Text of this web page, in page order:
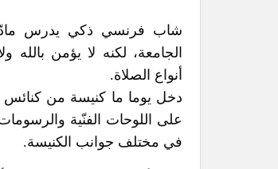
شاب فرنسي ذكي يدرس
الجامعة، لكنه لا يؤمن بالله
أنواع الصلاة.
دخل يوما ما كنيسة من كنائس
على اللوحات الفنّية
في مختلف جوانب الكنيسة.